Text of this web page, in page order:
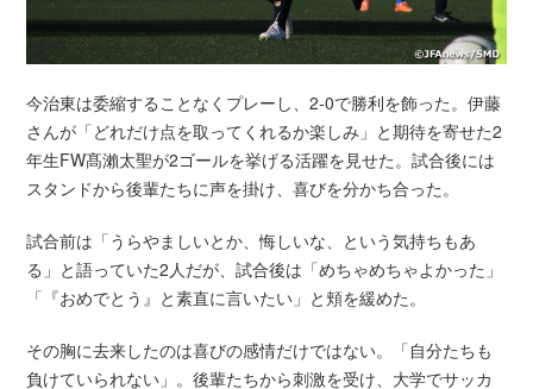
今治東は委縮することなくプレーし、2-0で勝利を飾った。伊藤
さんが「どれだけ点を取ってくれるか楽しみ」と期待を寄せた2
年生FW髙瀨太聖が2ゴールを挙げる活躍を見せた。試合後には
スタンドから後輩たちに声を掛け、喜びを分かち合った。
試合前は「うらやましいとか、悔しいな、という気持ちもあ
る」と語っていた2人だが、試合後は「めちゃめちゃよかった」
「『おめでとう』と素直に言いたい」と頬を緩めた。
その胸に去来したのは喜びの感情だけではない。「自分たちも
負けていられない」。後輩たちから刺激を受け、大学でサッカ